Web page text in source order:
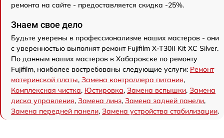
ремонта на сайте - предоставляется скидка -25%.
Знаем свое дело
Будьте уверены в профессионализме наших мастеров - они
с уверенностью выполнят ремонт Fujifilm X-T30II Kit XC Silver.
По данным наших мастеров в Хабаровске по ремонту
Fujifilm, наиболее востребованы следующие услуги: Ремонт
материнской платы, Замена контроллера питания,
Комплексная чистка, Юстировка, Замена вспышки, Замена
диска управления, Замена линз, Замена задней панели,
Замена передней панели, Замена устройства стабилизации.